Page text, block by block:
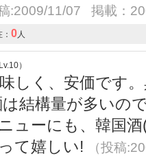
稿:2009/11/07 掲載：
0人
）
しく、安価です
結構量が多いの
ューにも、韓国
て嬉しい!
（投稿